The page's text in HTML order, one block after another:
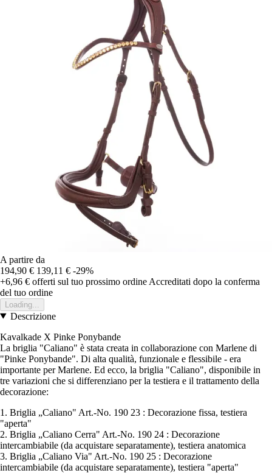
A partire da
194,90 € 139,11 € -29%
+6,96 € offerti sul tuo prossimo ordine Accreditati dopo la conferma
del tuo ordine
Loading...
Descrizione
Kavalkade X Pinke Ponybande
La briglia "Caliano" è stata creata in collaborazione con Marlene di
"Pinke Ponybande". Di alta qualità, funzionale e flessibile - era
importante per Marlene. Ed ecco, la briglia "Caliano", disponibile in
tre variazioni che si differenziano per la testiera e il trattamento della
decorazione:
1. Briglia „Caliano" Art.-No. 190 23 : Decorazione fissa, testiera
"aperta"
2. Briglia „Caliano Cerra" Art.-No. 190 24 : Decorazione
intercambiabile (da acquistare separatamente), testiera anatomica
3. Briglia „Caliano Via" Art.-No. 190 25 : Decorazione
intercambiabile (da acquistare separatamente), testiera "aperta"